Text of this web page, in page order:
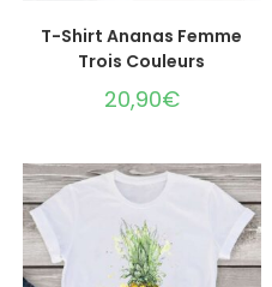
CHOIX DES OPTIONS
T-Shirt Ananas Femme
Trois Couleurs
20,90€